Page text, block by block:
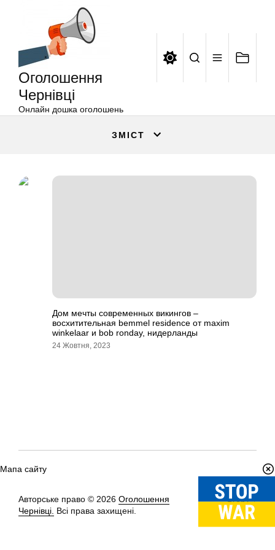
Оголошення
Чернівці
Онлайн дошка оголошень
ЗМІСТ
Дом мечты современных викингов –
восхитительная bemmel residence от maxim
winkelaar и bob ronday, нидерланды
24 Жовтня, 2023
Мапа сайту
Авторське право © 2026 Оголошення
Чернівці. Всі права захищені.
Вгору